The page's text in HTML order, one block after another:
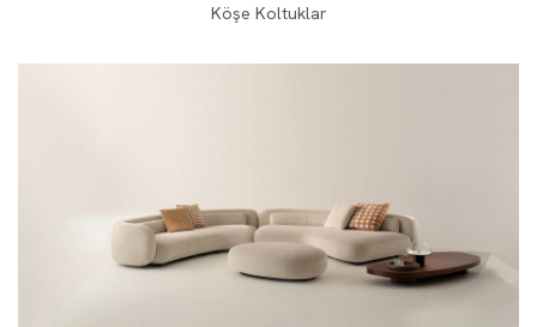
Köşe Koltuklar